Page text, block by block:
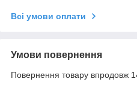
Всі умови оплати
Умови повернення
Повернення товару впродовж